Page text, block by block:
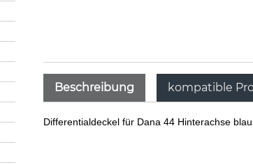
Beschreibung kompatible
Differentialdeckel für Dana 44 Hinterachse